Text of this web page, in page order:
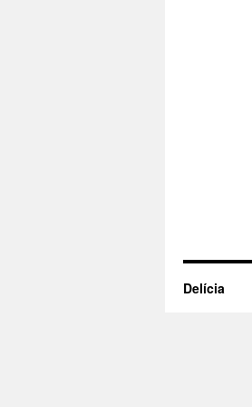
Delícia